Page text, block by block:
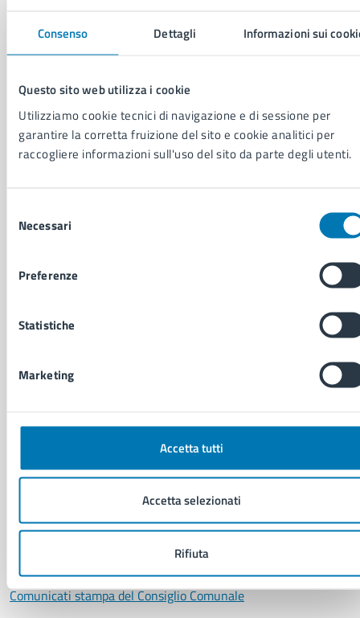
Consenso Dettagli Informazioni sui
Questo sito web utilizza i cookie
Utilizziamo cookie tecnici di navigazione e di sessione per
garantire la corretta fruizione del sito e cookie analitici per
raccogliere informazioni sull'uso del sito da parte degli utenti.
delNecessari
Preferenze
Statistiche
Marketing
Accetta tutti
Accetta selezionati
Rifiuta
Organi di governo
Municipalità
Enti e fondazioni
Politici
Personale amministrativo
Documenti e dati
Intranet, posta aziendale e protocollo
CATEGORIE DI SERVIZIO
Anagrafe e stato civile
Autorizzazioni
Documenti e certificati
Imprese e commercio
Notizie
Avvisi
Comunicati stampa della Giunta Comunale
Comunicati stampa del Consiglio Comunale